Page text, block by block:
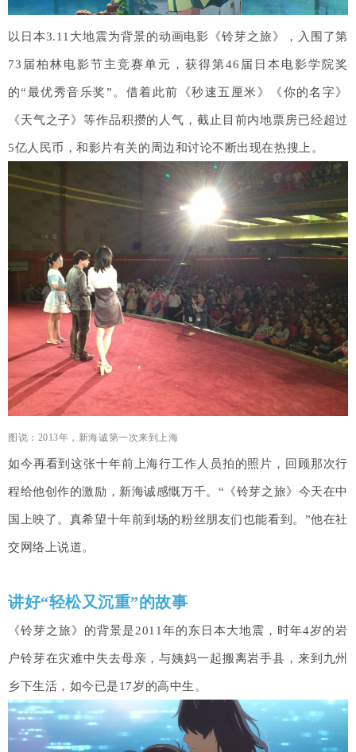
以日本3.11大地震为背景的动画电影《铃芽之旅》，入围了第
73届柏林电影节主竞赛单元，获得第46届日本电影学院奖
的“最优秀音乐奖”。借着此前《秒速五厘米》《你的名字》
《天气之子》等作品积攒的人气，截止目前内地票房已经超过
5亿人民币，和影片有关的周边和讨论不断出现在热搜上。
图说：2013年，新海诚第一次来到上海
如今再看到这张十年前上海行工作人员拍的照片，回顾那次行
程给他创作的激励，新海诚感慨万千。“《铃芽之旅》今天在中
国上映了。真希望十年前到场的粉丝朋友们也能看到。”他在社
交网络上说道。
讲好“轻松又沉重”的故事
《铃芽之旅》的背景是2011年的东日本大地震，时年4岁的岩
户铃芽在灾难中失去母亲，与姨妈一起搬离岩手县，来到九州
乡下生活，如今已是17岁的高中生。